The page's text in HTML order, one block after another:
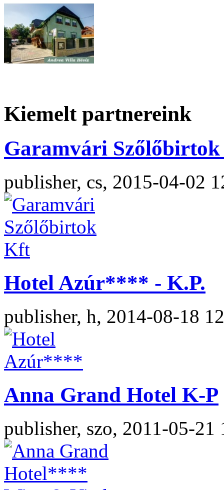
Kiemelt partnereink
Garamvári
publisher, cs, 2015-04-02
Hotel Azúr**** - K.P.
publisher, h, 2014-08-18
Anna Grand Hotel K-P
publisher, szo, 2011-05-21